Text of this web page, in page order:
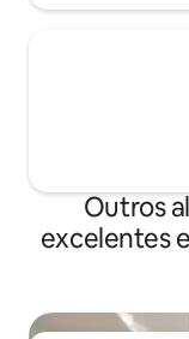
Outros
excelentes